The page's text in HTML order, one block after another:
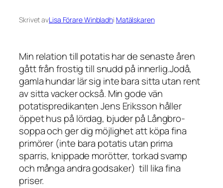
Skrivet avLisa Förare Winbladhi Matälskaren
Min relation till potatis har de senaste åren
gått från frostig till snudd på innerlig.Jodå,
gamla hundar lär sig inte bara sitta utan rent
av sitta vacker också. Min gode vän
potatispredikanten Jens Eriksson håller
öppet hus på lördag, bjuder på Långbro-
soppa och ger dig möjlighet att köpa fina
primörer (inte bara potatis utan prima
sparris, knippade morötter, torkad svamp
och många andra godsaker) till lika fina
priser.